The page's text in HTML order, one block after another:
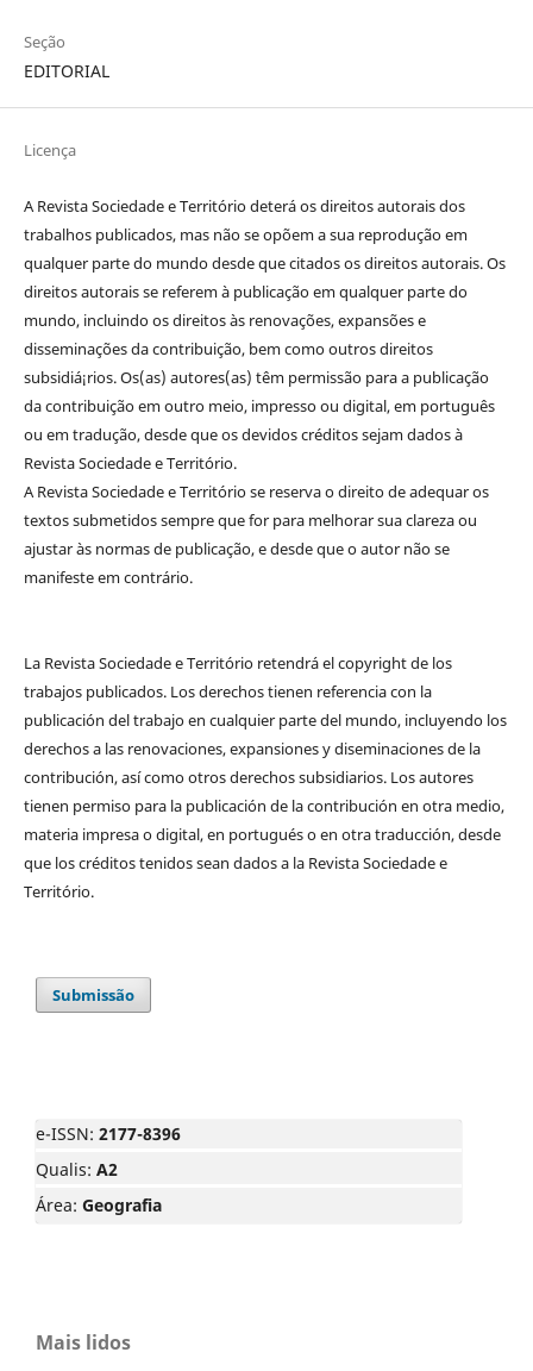
Seção
EDITORIAL
Licença
A Revista Sociedade e Território deterá os direitos autorais dos
trabalhos publicados, mas não se opõem a sua reprodução em
qualquer parte do mundo desde que citados os direitos autorais. Os
direitos autorais se referem à publicação em qualquer parte do
mundo, incluindo os direitos às renovações, expansões e
disseminações da contribuição, bem como outros direitos
subsidiá¡rios. Os(as) autores(as) têm permissão para a publicação
da contribuição em outro meio, impresso ou digital, em português
ou em tradução, desde que os devidos créditos sejam dados à
Revista Sociedade e Território.
A Revista Sociedade e Território se reserva o direito de adequar os
textos submetidos sempre que for para melhorar sua clareza ou
ajustar às normas de publicação, e desde que o autor não se
manifeste em contrário.
La Revista Sociedade e Território retendrá el copyright de los
trabajos publicados. Los derechos tienen referencia con la
publicación del trabajo en cualquier parte del mundo, incluyendo los
derechos a las renovaciones, expansiones y diseminaciones de la
contribución, así como otros derechos subsidiarios. Los autores
tienen permiso para la publicación de la contribución en otra medio,
materia impresa o digital, en portugués o en otra traducción, desde
que los créditos tenidos sean dados a la Revista Sociedade e
Território.
Submissão
e-ISSN: 2177-8396
Qualis: A2
Área: Geografia
Mais lidos